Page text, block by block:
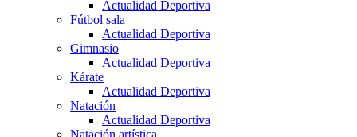
Actualidad Deportiva
Fútbol sala
Actualidad Deportiva
Gimnasio
Actualidad Deportiva
Kárate
Actualidad Deportiva
Natación
Actualidad Deportiva
Natación artística